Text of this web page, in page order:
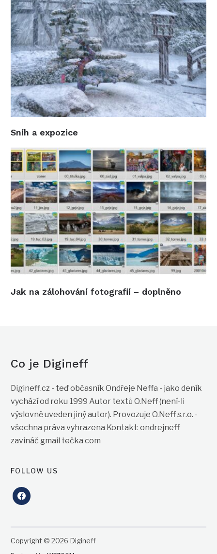
Sníh a expozice
Jak na zálohování fotografií – doplněno
Co je Digineff
Digineff.cz - teď občasník Ondřeje Neffa - jako deník
vychází od roku 1999 Autor textů O.Neff (není-li
výslovně uveden jiný autor). Provozuje O.Neff s.r.o. -
všechna práva vyhrazena Kontakt: ondrejneff
zavináč gmail tečka com
FOLLOW US
facebook
Copyright © 2026 Digineff